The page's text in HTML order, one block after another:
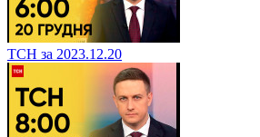
ТСН за 2023.12.20